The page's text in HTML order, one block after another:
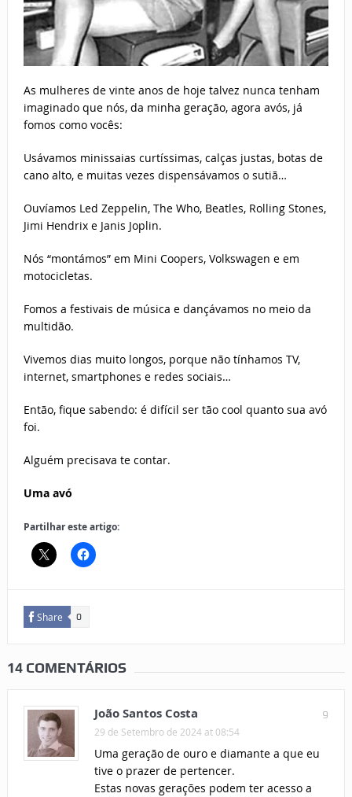
As mulheres de vinte anos de hoje talvez nunca tenham
imaginado que nós, da minha geração, agora avós, já
fomos como vocês:
Usávamos minissaias curtíssimas, calças justas, botas de
cano alto, e muitas vezes dispensávamos o sutiã…
Ouvíamos Led Zeppelin, The Who, Beatles, Rolling Stones,
Jimi Hendrix e Janis Joplin.
Nós “montámos” em Mini Coopers, Volkswagen e em
motocicletas.
Fomos a festivais de música e dançávamos no meio da
multidão.
Vivemos dias muito longos, porque não tínhamos TV,
internet, smartphones e redes sociais…
Então, fique sabendo: é difícil ser tão cool quanto sua avó
foi.
Alguém precisava te contar.
Uma avó
Partilhar este artigo:
Share 0
14 COMENTÁRIOS
9
João Santos Costa
29 de Setembro de 2024 at 08:54
Uma geração de ouro e diamante a que eu
tive o prazer de pertencer.
Estas novas gerações podem ter acesso a